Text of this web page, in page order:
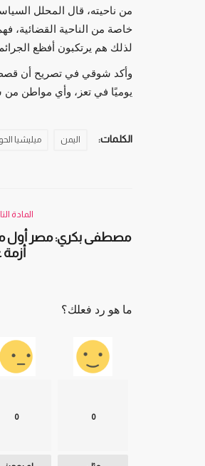
من ناحيته، قال المحلل
خاصة من الناحية القضائية،
لذلك هم يرتكبون أفظع
وأكد شوقي في تصريح أن قصص
يوميًا في تعز، وأي مواطن من
الكلمات: اليمن ميليشيا
المادة
مصطفى بكري: مصر أول
أزمة
ما هو رد فعلك؟
0
0
حصري
العرب مباشر سبتمبر 4, 2024
لماذا يريد رئيس